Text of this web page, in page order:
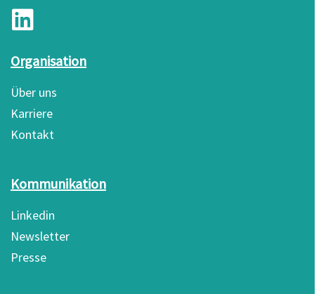
Organisation
Über uns
Karriere
Kontakt
Kommunikation
Linkedin
Newsletter
Presse